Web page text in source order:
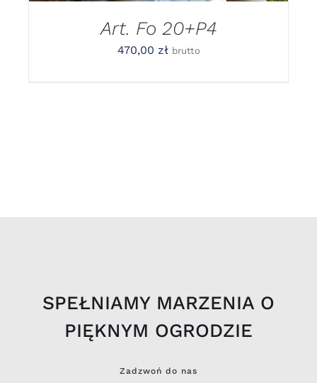
Art. Fo 20+P4
470,00 zł brutto
SPEŁNIAMY MARZENIA O
PIĘKNYM OGRODZIE
Zadzwoń do nas